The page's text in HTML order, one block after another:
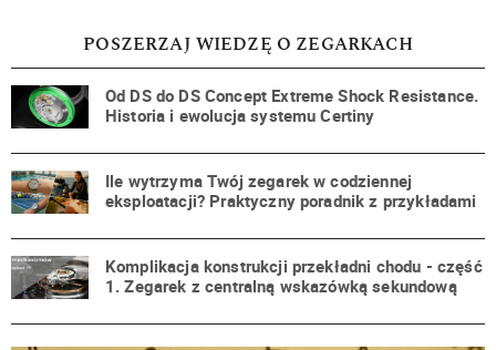
POSZERZAJ WIEDZĘ O ZEGARKACH
Od DS do DS Concept Extreme Shock Resistance.
Historia i ewolucja systemu Certiny
Ile wytrzyma Twój zegarek w codziennej
eksploatacji? Praktyczny poradnik z przykładami
Komplikacja konstrukcji przekładni chodu - część
1. Zegarek z centralną wskazówką sekundową